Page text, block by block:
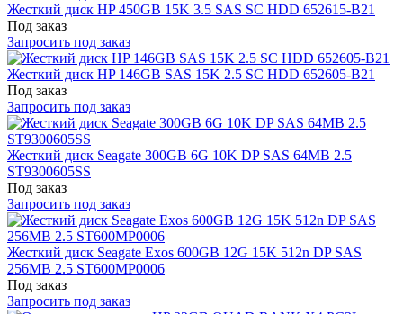
Жесткий диск HP 450GB 15K 3.5 SAS SC HDD 652615-B21
Под заказ
Запросить под заказ
Жесткий диск HP 146GB SAS 15K 2.5 SC HDD 652605-B21
Под заказ
Запросить под заказ
Жесткий диск Seagate 300GB 6G 10K DP SAS 64MB 2.5
ST9300605SS
Под заказ
Запросить под заказ
Жесткий диск Seagate Exos 600GB 12G 15K 512n DP SAS
256MB 2.5 ST600MP0006
Под заказ
Запросить под заказ